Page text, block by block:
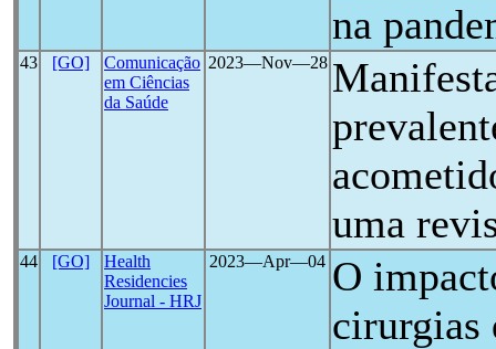
na
43 [GO]
Comunicação
em Ciências
da Saúde
2023―Nov―28
uma
44 [GO]
Health
Residencies
Journal - HRJ
2023―Apr―04 O
cirurgias